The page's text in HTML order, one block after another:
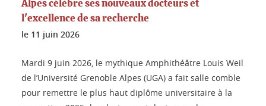
Alpes célèbre ses nouveaux docteurs et
l'excellence de sa recherche
le 11 juin 2026
Mardi 9 juin 2026, le mythique Amphithéâtre Louis Weil
de l’Université Grenoble Alpes (UGA) a fait salle comble
pour remettre le plus haut diplôme universitaire à la